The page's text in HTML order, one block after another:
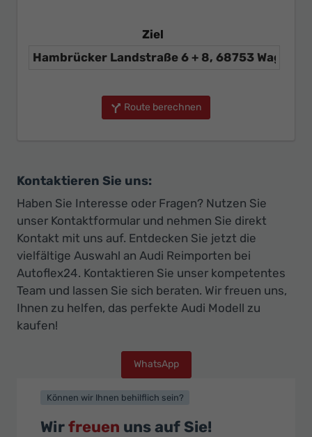
Ziel
Route berechnen
Kontaktieren Sie uns:
Haben Sie Interesse oder Fragen? Nutzen Sie
unser Kontaktformular und nehmen Sie direkt
Kontakt mit uns auf. Entdecken Sie jetzt die
vielfältige Auswahl an Audi Reimporten bei
Autoflex24. Kontaktieren Sie unser kompetentes
Team und lassen Sie sich beraten. Wir freuen uns,
Ihnen zu helfen, das perfekte Audi Modell zu
kaufen!
WhatsApp
Können wir Ihnen behilflich sein?
Wirfreuen uns auf Sie!